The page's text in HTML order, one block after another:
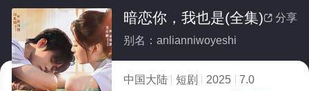
 分享
暗恋你，我也是(全集)
别名：anlianniwoyeshi
中国大陆 短剧 2025
7.0